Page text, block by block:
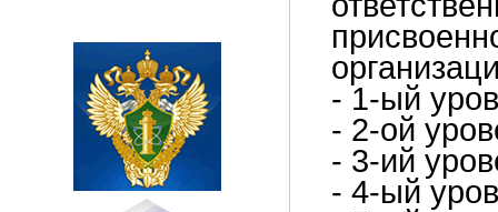
- 1-ый
- 2-ой
- 3-ий
- 4-ый